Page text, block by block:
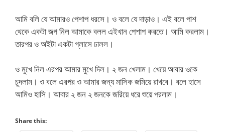
আমি বলি যে আমারও পেশাপ ধরসে। ও বলে যে দাড়াও। এই বলে পাশ
থেকে একটা জগ নিল আমাকে বলল এইখান পেশাপ করতে। আমি করলাম।
তারপর ও অইটা একটা গ্লাসে ঢালল।
ও মুখে নিল এরপর আমার মুখে দিল। ২ জন খেলাম। খেয়ে আবার ওকে
চুদলাম। ও বলে এরপর ও আমার জন্য মাসিক জমিয়ে রাখবে। বলে হাসে
আমিও হাসি। আবার ২ জন ২ জনকে জরিয়ে ধরে শুয়ে পরলাম।
Share this: